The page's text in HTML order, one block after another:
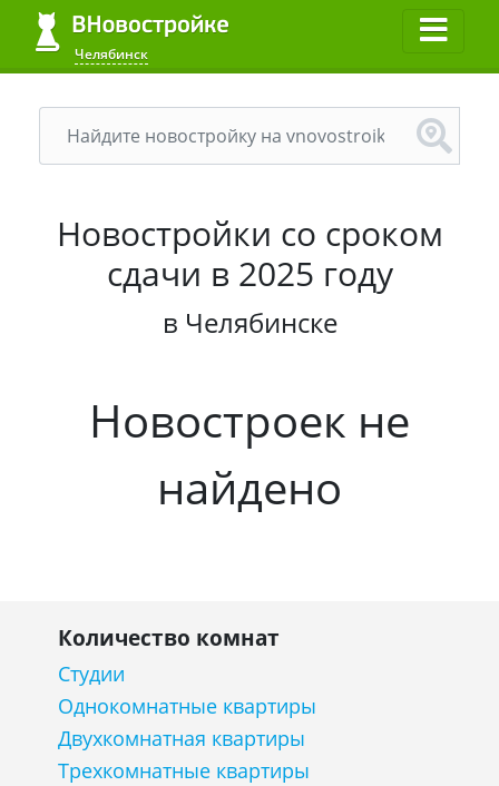
Челябинск
Новостройки cо сроком
сдачи в 2025 году
в Челябинске
Новостроек не
найдено
Количество комнат
Студии
Однокомнатные квартиры
Двухкомнатная квартиры
Трехкомнатные квартиры